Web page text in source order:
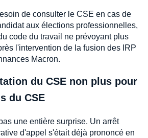
de consulter le CSE en cas de
aux élections professionnelles,
code du travail ne prévoyant plus
l'intervention de la fusion des IRP
Macron.
du CSE non plus pour
du CSE
une entière surprise. Un arrêt
d'appel s'était déjà prononcé en